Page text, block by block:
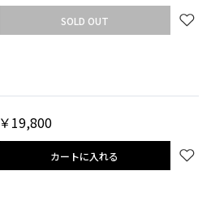
SOLD OUT
￥19,800
カートに入れる